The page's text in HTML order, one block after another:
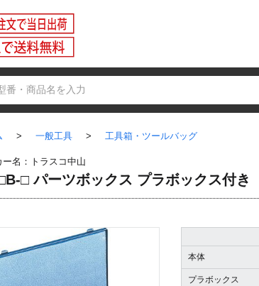
> 一般工具 > 工具箱・ツールバッグ
名： トラスコ中山
□ パーツボックス プラボックス付き
本体
プラボックス